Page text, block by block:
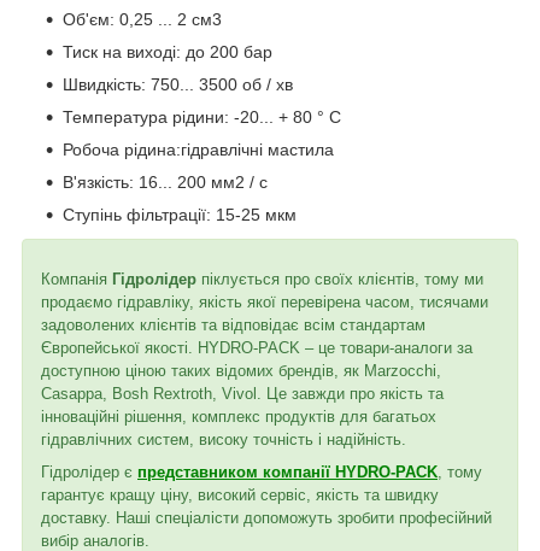
Об'єм: 0,25 ... 2 см3
Тиск на виході: до 200 бар
Швидкість: 750... 3500 об / хв
Температура рідини: -20... + 80 ° C
Робоча рідина:гідравлічні мастила
В'язкість: 16... 200 мм2 / с
Ступінь фільтрації: 15-25 мкм
Компанія Гідролідер піклується про своїх клієнтів, тому ми
продаємо гідравліку, якість якої перевірена часом, тисячами
задоволених клієнтів та відповідає всім стандартам
Європейської якості. HYDRO-PACK – це товари-аналоги за
доступною ціною таких відомих брендів, як Marzocchi,
Casappa, Bosh Rextroth, Vivol. Це завжди про якість та
інноваційні рішення, комплекс продуктів для багатьох
гідравлічних систем, високу точність і надійність.
Гідролідер є представником компанії HYDRO-PACK , тому
гарантує кращу ціну, високий сервіс, якість та швидку
доставку. Наші спеціалісти допоможуть зробити професійний
вибір аналогів.